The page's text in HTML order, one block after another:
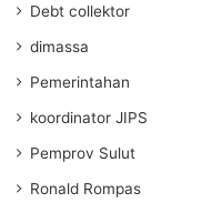
Debt collektor
dimassa
Pemerintahan
koordinator JIPS
Pemprov Sulut
Ronald Rompas